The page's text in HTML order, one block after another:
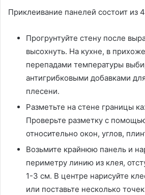
Приклеивание панелей состоит из
Прогрунтуйте стену после
высохнуть. На кухне, в
перепадами температуры
антигрибковыми добавками
плесени.
Разметьте на стене границы
Проверьте разметку с
относительно окон, углов,
Возьмите крайнюю панель и
периметру линию из клея,
1-3 см. В центре нарисуйте
или поставьте несколько